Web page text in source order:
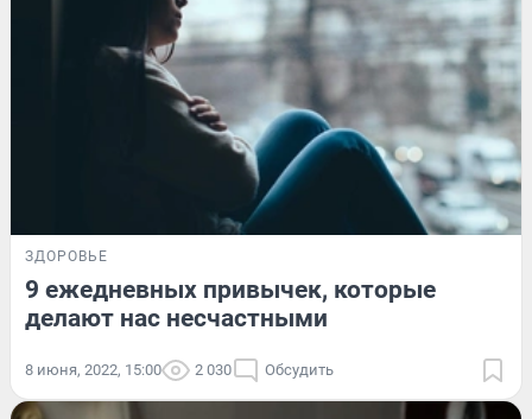
ЗДОРОВЬЕ
9 ежедневных привычек, которые
делают нас несчастными
8 июня, 2022, 15:00 2 030 Обсудить